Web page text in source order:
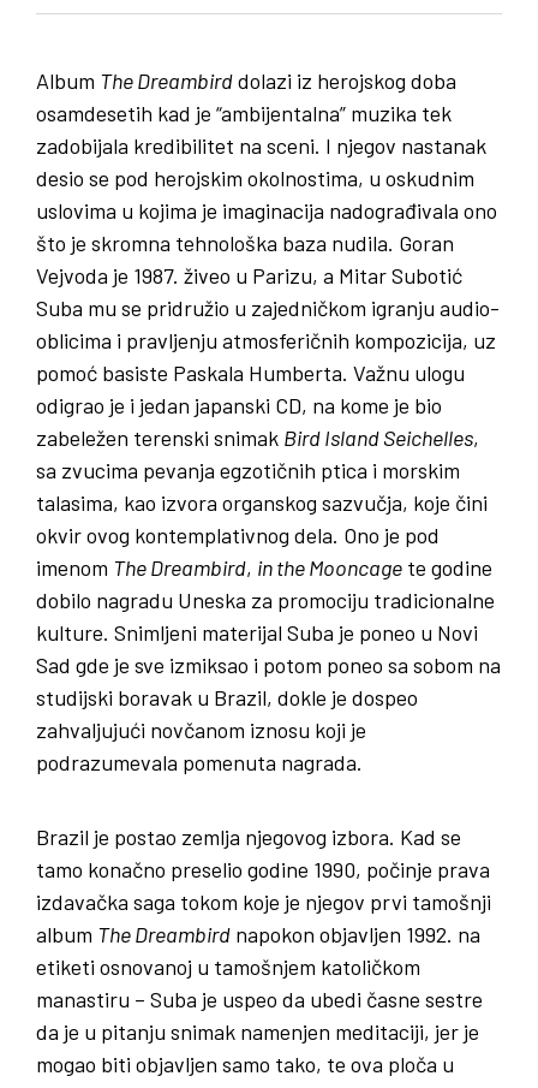
Album The Dreambirddolazi iz herojskog doba
osamdesetih kad je “ambijentalna” muzika tek
zadobijala kredibilitet na sceni. I njegov nastanak
desio se pod herojskim okolnostima, u oskudnim
uslovima u kojima je imaginacija nadograđivala ono
što je skromna tehnološka baza nudila. Goran
Vejvoda je 1987. živeo u Parizu, a Mitar Subotić
Suba mu se pridružio u zajedničkom igranju audio-
oblicima i pravljenju atmosferičnih kompozicija, uz
pomoć basiste Paskala Humberta. Važnu ulogu
odigrao je i jedan japanski CD, na kome je bio
zabeležen terenski snimak Bird Island Seichelles,
sa zvucima pevanja egzotičnih ptica i morskim
talasima, kao izvora organskog sazvučja, koje čini
okvir ovog kontemplativnog dela. Ono je pod
imenom The Dreambird, in the Mooncage te godine
dobilo nagradu Uneska za promociju tradicionalne
kulture. Snimljeni materijal Suba je poneo u Novi
Sad gde je sve izmiksao i potom poneo sa sobom na
studijski boravak u Brazil, dokle je dospeo
zahvaljujući novčanom iznosu koji je
podrazumevala pomenuta nagrada.
Brazil je postao zemlja njegovog izbora. Kad se
tamo konačno preselio godine 1990, počinje prava
izdavačka saga tokom koje je njegov prvi tamošnji
album The Dreambird napokon objavljen 1992. na
etiketi osnovanoj u tamošnjem katoličkom
manastiru – Suba je uspeo da ubedi časne sestre
da je u pitanju snimak namenjen meditaciji, jer je
mogao biti objavljen samo tako, te ova ploča u